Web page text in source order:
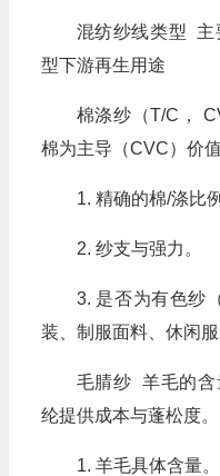
混纺纱线类型
型下游再生用途
棉涤纱（T/C，
棉为主导（CVC）价值
1. 精确的棉/涤比例
2. 纱支与强力。
3. 是否为有色纱
装、制服面料、休闲
毛腈纱 羊毛的含
纶提供成本与蓬松度。
1. 羊毛具体含量。